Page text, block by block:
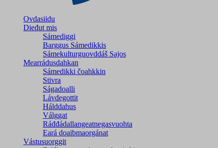
Ovdasiidu
Dieđut mis
Sámediggi
Barggus Sámedikkis
Sámekulturguovddáš Sajos
Mearrádusdahkan
Sámedikki čoahkkin
Stivra
Ságadoalli
Lávdegottit
Hálddahus
Válggat
Ráđđádallangeatnegas­vuohta
Eará doaibmaorgánat
Vástusuorggit